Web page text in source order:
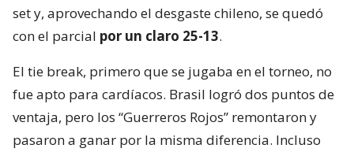
set y, aprovechando el desgaste chileno, se quedó
con el parcial por un claro 25-13.
El tie break, primero que se jugaba en el torneo, no
fue apto para cardíacos. Brasil logró dos puntos de
ventaja, pero los “Guerreros Rojos” remontaron y
pasaron a ganar por la misma diferencia. Incluso